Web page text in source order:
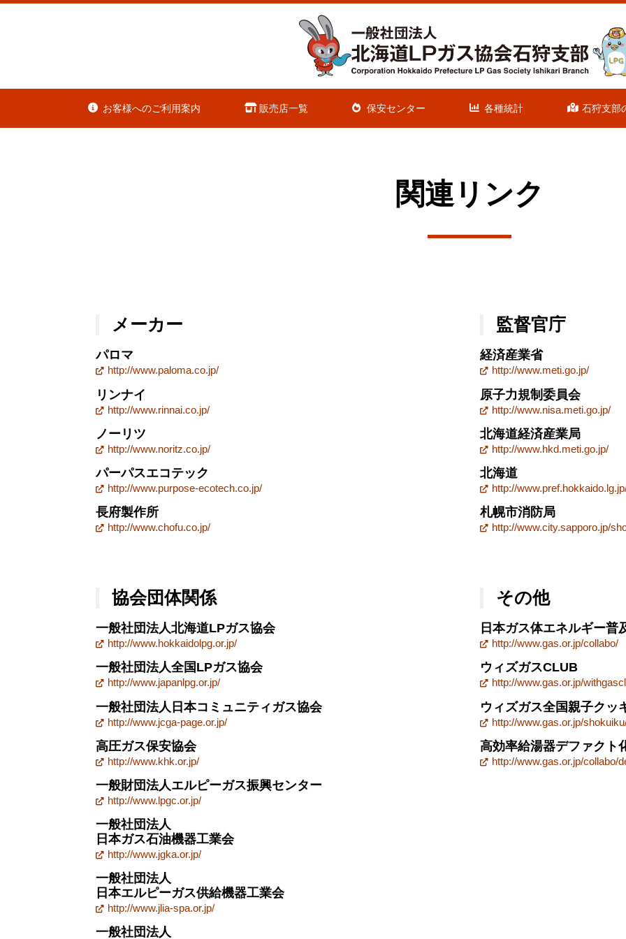
お客様へのご利用案内 販売店一覧 保安センター 各種統計 石狩支部
関連リンク
メーカー
パロマ
http://www.paloma.co.jp/
リンナイ
http://www.rinnai.co.jp/
ノーリツ
http://www.noritz.co.jp/
パーパスエコテック
http://www.purpose-ecotech.co.jp/
長府製作所
http://www.chofu.co.jp/
監督官庁
経済産業省
http://www.meti.go.jp/
原子力規制委員会
http://www.nisa.meti.go.jp/
北海道経済産業局
http://www.hkd.meti.go.jp/
北海道
http://
札幌市消防局
http://www.city.sapporo.jp/
協会団体関係
一般社団法人北海道LPガス協会
http://www.hokkaidolpg.or.jp/
一般社団法人全国LPガス協会
http://www.japanlpg.or.jp/
一般社団法人日本コミュニティガス協会
http://www.jcga-page.or.jp/
高圧ガス保安協会
http://www.khk.or.jp/
一般財団法人エルピーガス振興センター
http://www.lpgc.or.jp/
一般社団法人
日本ガス石油機器工業会
http://www.jgka.or.jp/
一般社団法人
日本エルピーガス供給機器工業会
http://www.jlia-spa.or.jp/
一般社団法人
その他
日本ガス体エネルギー普
http://www.gas.or.jp/collabo/
ウィズガスCLUB
http://www.gas.or.jp/
ウィズガス全国親子クッ
http://www.gas.or.jp/
高効率給湯器デファクト
http://www.gas.or.jp/collabo/